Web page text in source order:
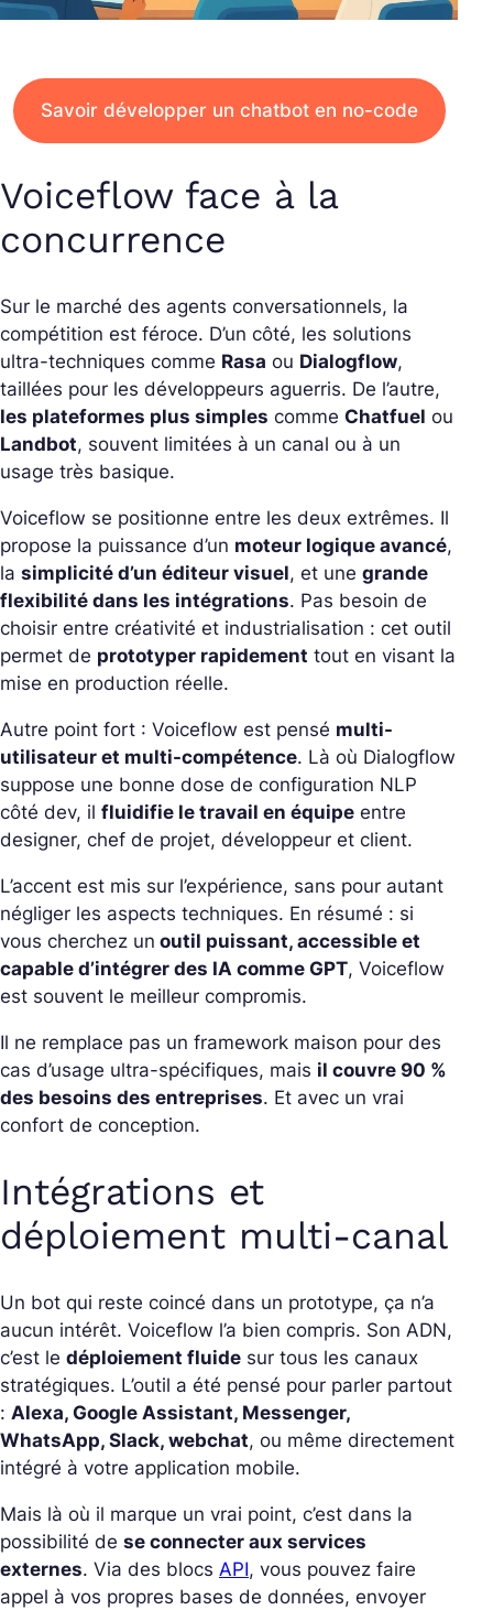
Savoir développer un chatbot en no-code
Voiceflow face à la
concurrence
Sur le marché des agents conversationnels, la
compétition est féroce. D’un côté, les solutions
ultra-techniques comme Rasa ou Dialogflow,
taillées pour les développeurs aguerris. De l’autre,
les plateformes plus simples comme Chatfuel ou
Landbot, souvent limitées à un canal ou à un
usage très basique.
Voiceflow se positionne entre les deux extrêmes. Il
propose la puissance d’un moteur logique avancé,
la simplicité d’un éditeur visuel, et une grande
flexibilité dans les intégrations. Pas besoin de
choisir entre créativité et industrialisation : cet outil
permet de prototyper rapidement tout en visant la
mise en production réelle.
Autre point fort : Voiceflow est pensé multi-
utilisateur et multi-compétence. Là où Dialogflow
suppose une bonne dose de configuration NLP
côté dev, il fluidifie le travail en équipe entre
designer, chef de projet, développeur et client.
L’accent est mis sur l’expérience, sans pour autant
négliger les aspects techniques. En résumé : si
vous cherchez un outil puissant, accessible et
capable d’intégrer des IA comme GPT, Voiceflow
est souvent le meilleur compromis.
Il ne remplace pas un framework maison pour des
cas d’usage ultra-spécifiques, mais il couvre 90 %
des besoins des entreprises. Et avec un vrai
confort de conception.
Intégrations et
déploiement multi-canal
Un bot qui reste coincé dans un prototype, ça n’a
aucun intérêt. Voiceflow l’a bien compris. Son ADN,
c’est le déploiement fluide sur tous les canaux
stratégiques. L’outil a été pensé pour parler partout
: Alexa, Google Assistant, Messenger,
WhatsApp, Slack, webchat, ou même directement
intégré à votre application mobile.
Mais là où il marque un vrai point, c’est dans la
possibilité de se connecter aux services
externes. Via des blocs API, vous pouvez faire
appel à vos propres bases de données, envoyer